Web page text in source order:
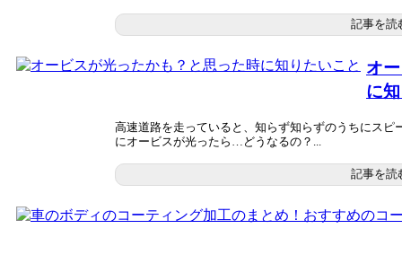
記事を読
オ
に
高速道路を走っていると、知らず知らずのうちにス
にオービスが光ったら…どうなるの？...
記事を読